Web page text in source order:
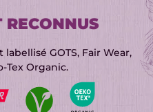
RECONNUS
GOTS, Fair Wear,
Tex Organic.